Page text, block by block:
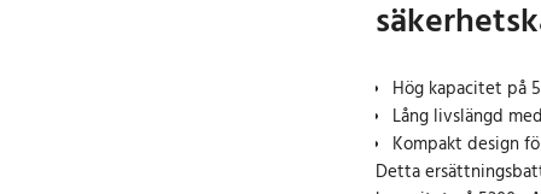
Hög kapacitet på
Lång livslängd
Kompakt design
Detta